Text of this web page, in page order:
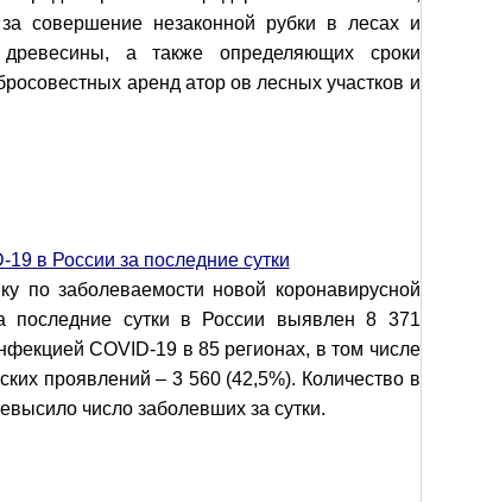
совершение незаконной рубки в лесах и
древесины, а также определяющих сроки
аренд атор ов лесных участков и
в России за последние сутки
по заболеваемости новой коронавирусной
сутки в России выявлен 8 371
COVID-19 в 85 регионах, в том числе
проявлений – 3 560 (42,5%). Количество в
число заболевших за сутки.